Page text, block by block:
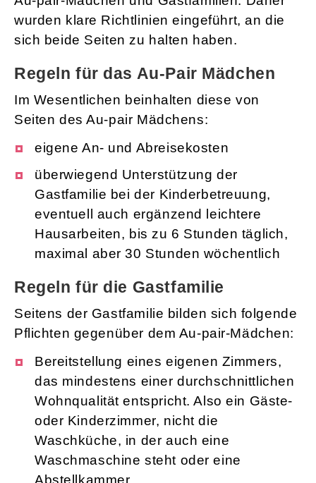
wurden klare Richtlinien eingeführt, an die
sich beide Seiten zu halten haben.
Regeln für das Au-Pair Mädchen
Im Wesentlichen beinhalten diese von
Seiten des Au-pair Mädchens:
eigene An- und Abreisekosten
überwiegend Unterstützung der
Gastfamilie bei der Kinderbetreuung,
eventuell auch ergänzend leichtere
Hausarbeiten, bis zu 6 Stunden täglich,
maximal aber 30 Stunden wöchentlich
Regeln für die Gastfamilie
Seitens der Gastfamilie bilden sich folgende
Pflichten gegenüber dem Au-pair-Mädchen:
Bereitstellung eines eigenen Zimmers,
das mindestens einer durchschnittlichen
Wohnqualität entspricht. Also ein Gäste-
oder Kinderzimmer, nicht die
Waschküche, in der auch eine
Waschmaschine steht oder eine
Abstellkammer